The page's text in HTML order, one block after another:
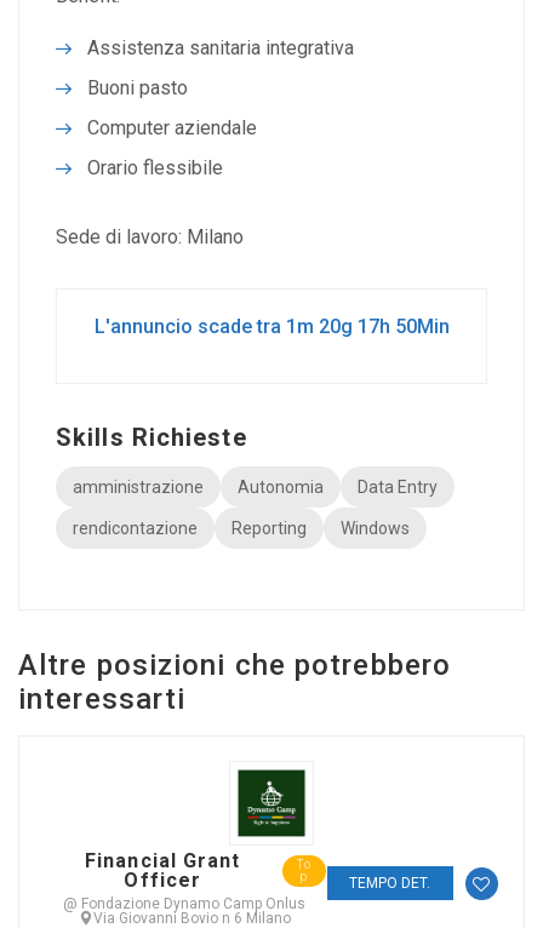
Assistenza sanitaria integrativa
Buoni pasto
Computer aziendale
Orario flessibile
Sede di lavoro: Milano
L'annuncio scade tra 1m 20g 17h 50Min
Skills Richieste
amministrazione Autonomia Data Entry
rendicontazione Reporting Windows
Altre posizioni che potrebbero
interessarti
Financial Grant
Officer
To
p
@ Fondazione Dynamo Camp Onlus
Via Giovanni Bovio n 6 Milano
TEMPO DET.